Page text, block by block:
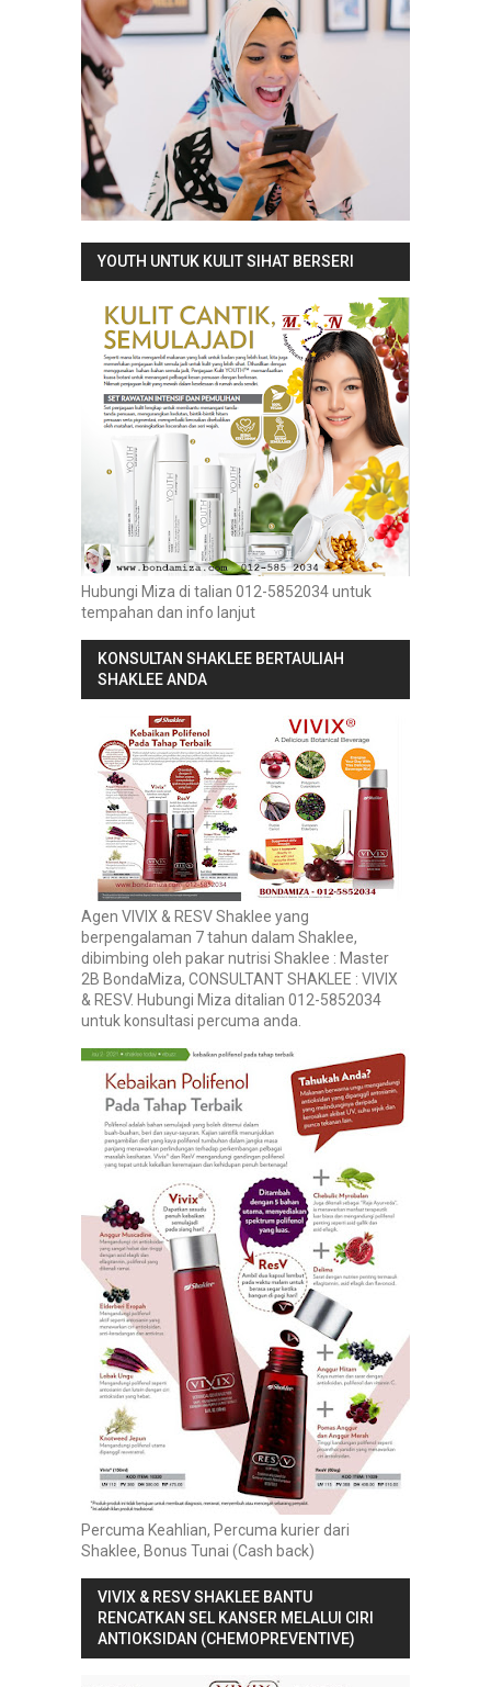
YOUTH UNTUK KULIT SIHAT BERSERI
Hubungi Miza di talian 012-5852034 untuk
tempahan dan info lanjut
KONSULTAN SHAKLEE BERTAULIAH
SHAKLEE ANDA
Agen VIVIX & RESV Shaklee yang
berpengalaman 7 tahun dalam Shaklee,
dibimbing oleh pakar nutrisi Shaklee : Master
2B BondaMiza, CONSULTANT SHAKLEE : VIVIX
& RESV. Hubungi Miza ditalian 012-5852034
untuk konsultasi percuma anda.
Percuma Keahlian, Percuma kurier dari
Shaklee, Bonus Tunai (Cash back)
VIVIX & RESV SHAKLEE BANTU
RENCATKAN SEL KANSER MELALUI CIRI
ANTIOKSIDAN (CHEMOPREVENTIVE)